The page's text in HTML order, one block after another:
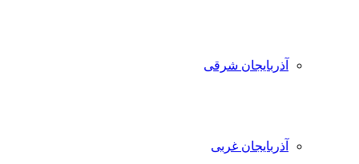
آذربایجان شرقی
آذربایجان غربی